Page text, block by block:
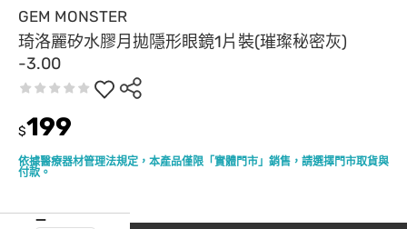
GEM MONSTER
琦洛麗矽水膠月拋隱形眼鏡1片裝(璀璨秘密灰)
-3.00
依據醫療器材管理法規定，本產品僅限「實體門市」銷售，請選擇門市取貨與
付款。
$199